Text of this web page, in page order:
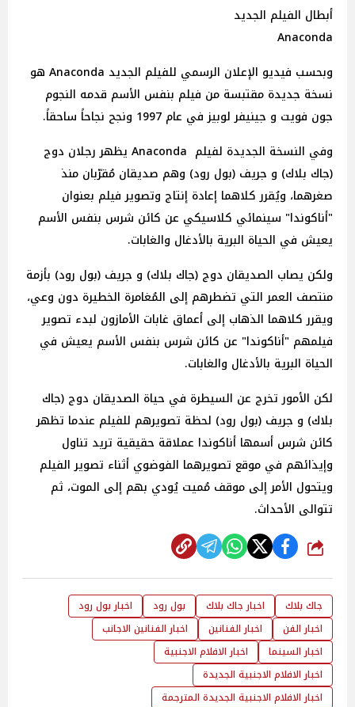
أبطال الفيلم الجديد
Anaconda
وبحسب فيديو الإعلان الرسمي للفيلم الجديد Anaconda هو
نسخة جديدة مقتبسة من فيلم بنفس الأسم قدمه النجوم
جون فويت و جينيفر لوبيز في عام 1997 ونجح نجاحاً ساحقاً.
وفي النسخة الجديدة لفيلم Anaconda يظهر رجلان دوج
(جاك بلاك) و جريف (بول رود) وهم صديقان مُقرّبان منذ
صغرهما، ويُقرر كلاهما إعادة إنتاج وتصوير فيلم بعنوان
"أناكوندا" سينمائي كلاسيكي عن كائن شرس بنفس الأسم
يعيش في الحياة البرية بالأدغال والغابات.
ولكن يصاب الصديقان دوج (جاك بلاك) و جريف (بول رود) بأزمة
منتصف العمر التي تضطرهم إلى المُغامرة الخطيرة دون وعي،
ويقرر كلاهما الذهاب إلى أعماق غابات الأمازون لبدء تصوير
فيلمهم "أناكوندا" عن كائن شرس بنفس الأسم يعيش في
الحياة البرية بالأدغال والغابات.
لكن الأمور تخرج عن السيطرة في حياة الصديقان دوج (جاك
بلاك) و جريف (بول رود) لحظة تصويرهم للفيلم عندما تظهر
كائن شرس أسمها أناكوندا عملاقة حقيقية تريد تناول
وإيذائهم في موقع تصويرهما الفوضوي أثناء تصوير الفيلم
ويتحول الأمر إلى موقف مُميت يُودي بهم إلى الموت، ثم
تتوالى الأحداث.
شارك
جاك بلاك اخبار جاك بلاك بول رود
اخبار بول رود
اخبار الفن
اخبار الفنانين
اخبار الفنانين الاجانب
اخبار السينما
اخبار الافلام الاجنبية
اخبار الافلام الاجنبية الجديدة
اخبار الافلام الاجنبية الجديدة المترجمة